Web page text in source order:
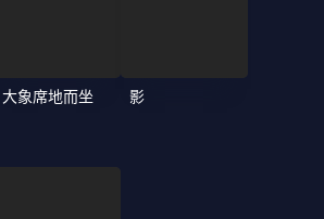
大象席地而坐 影